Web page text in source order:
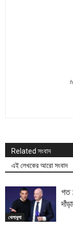
Related সংবাদ
এই লেখকের আরো সংবাদ
খেলাধুলা
গত